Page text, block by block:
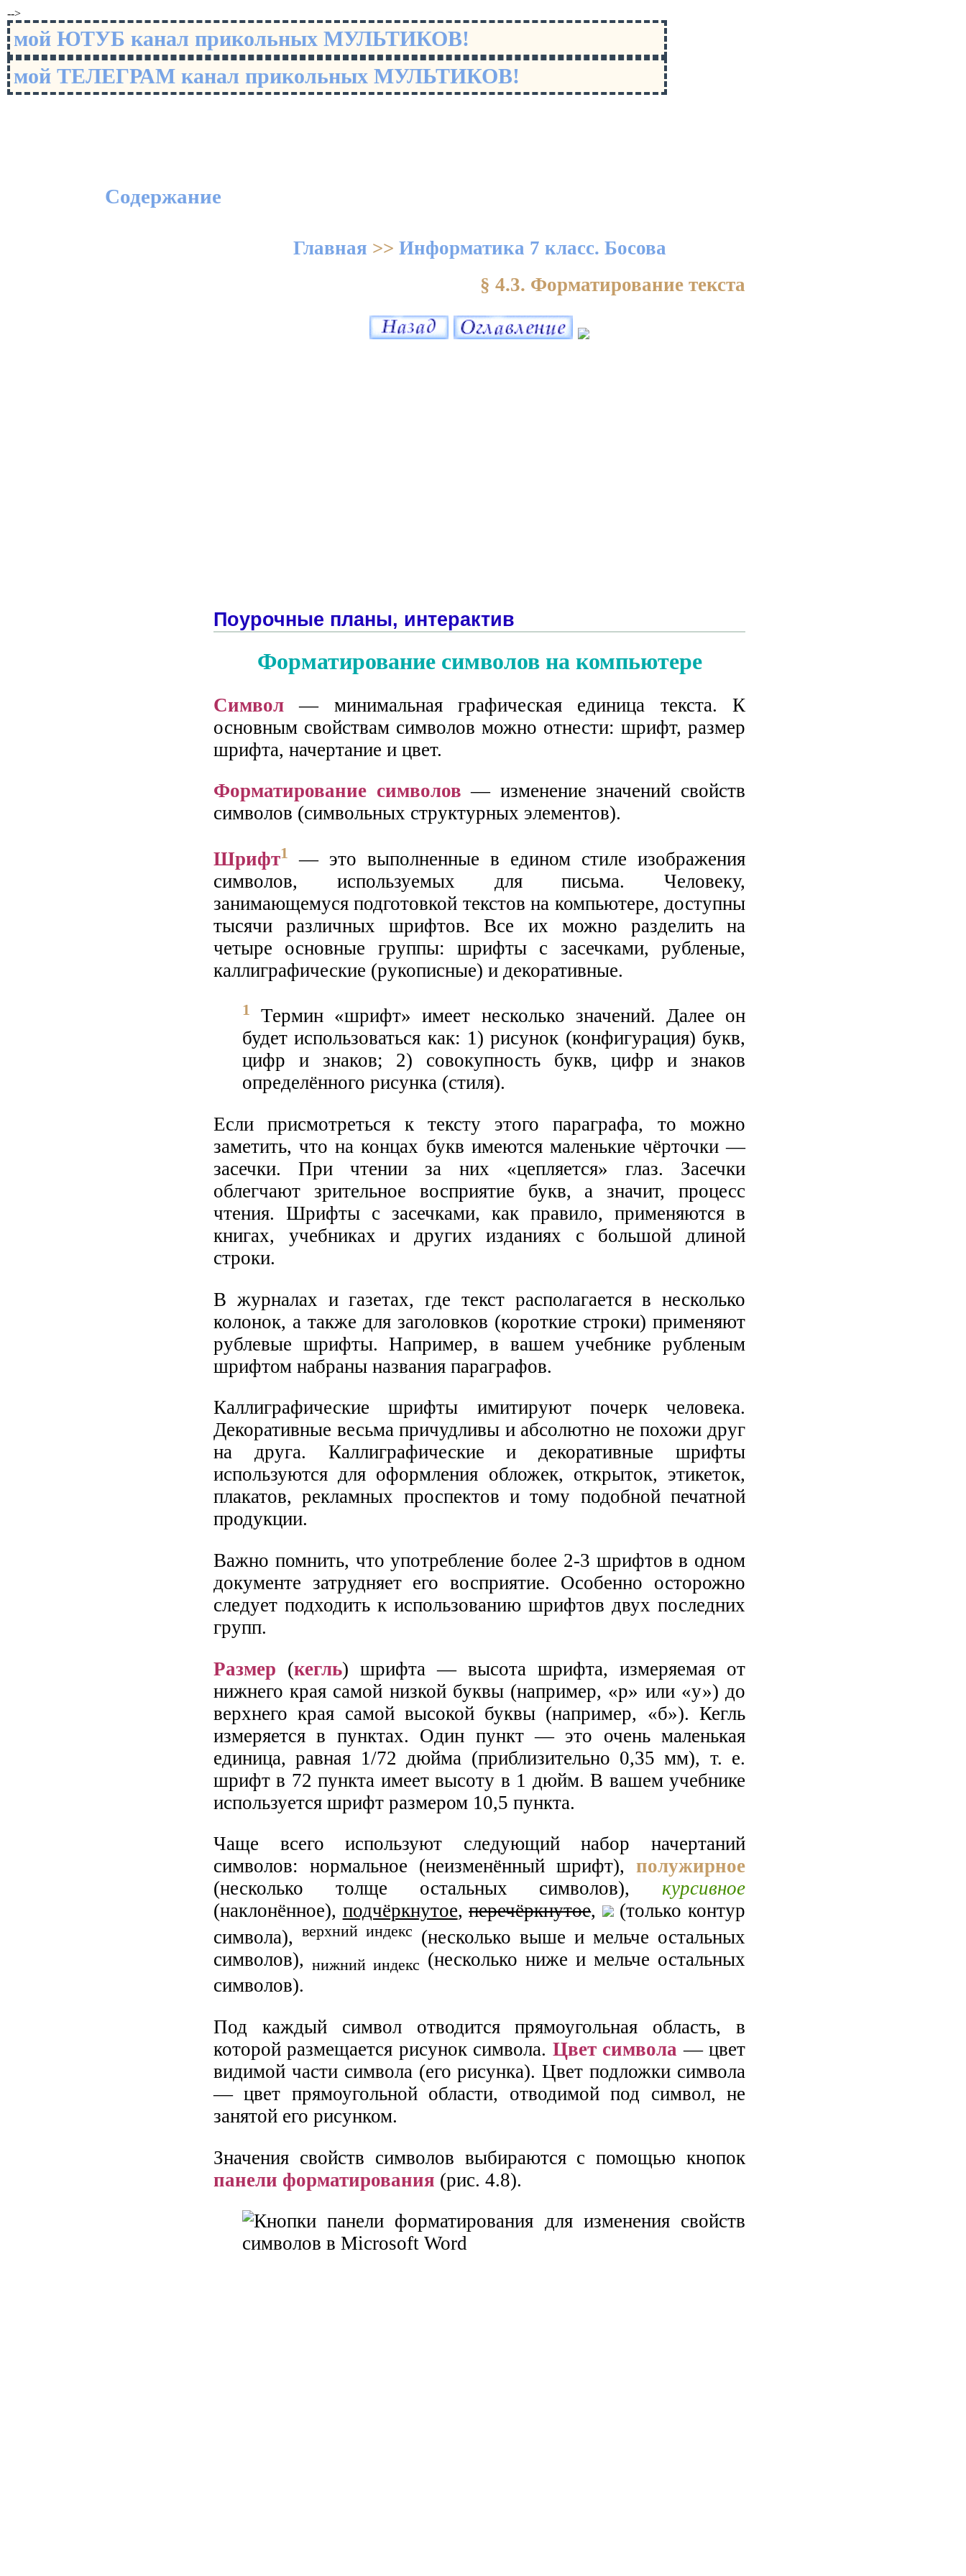
-->
мой ЮТУБ канал прикольных МУЛЬТИКОВ!
мой ТЕЛЕГРАМ канал прикольных МУЛЬТИКОВ!
Содержание
Главная >> Информатика 7 класс. Босова
§ 4.3. Форматирование текста
Поурочные планы, интерактив
Форматирование символов на компьютере
Символ — минимальная графическая единица текста. К
основным свойствам символов можно отнести: шрифт, размер
шрифта, начертание и цвет.
Форматирование символов — изменение значений свойств
символов (символьных структурных элементов).
Шрифт1
— это выполненные в едином стиле изображения
символов, используемых для письма. Человеку,
занимающемуся подготовкой текстов на компьютере, доступны
тысячи различных шрифтов. Все их можно разделить на
четыре основные группы: шрифты с засечками, рубленые,
каллиграфические (рукописные) и декоративные.
1
Термин «шрифт» имеет несколько значений. Далее он
будет использоваться как: 1) рисунок (конфигурация) букв,
цифр и знаков; 2) совокупность букв, цифр и знаков
определённого рисунка (стиля).
Если присмотреться к тексту этого параграфа, то можно
заметить, что на концах букв имеются маленькие чёрточки —
засечки. При чтении за них «цепляется» глаз. Засечки
облегчают зрительное восприятие букв, а значит, процесс
чтения. Шрифты с засечками, как правило, применяются в
книгах, учебниках и других изданиях с большой длиной
строки.
В журналах и газетах, где текст располагается в несколько
колонок, а также для заголовков (короткие строки) применяют
рублевые шрифты. Например, в вашем учебнике рубленым
шрифтом набраны названия параграфов.
Каллиграфические шрифты имитируют почерк человека.
Декоративные весьма причудливы и абсолютно не похожи друг
на друга. Каллиграфические и декоративные шрифты
используются для оформления обложек, открыток, этикеток,
плакатов, рекламных проспектов и тому подобной печатной
продукции.
Важно помнить, что употребление более 2-3 шрифтов в одном
документе затрудняет его восприятие. Особенно осторожно
следует подходить к использованию шрифтов двух последних
групп.
Размер (кегль) шрифта — высота шрифта, измеряемая от
нижнего края самой низкой буквы (например, «р» или «у») до
верхнего края самой высокой буквы (например, «б»). Кегль
измеряется в пунктах. Один пункт — это очень маленькая
единица, равная 1/72 дюйма (приблизительно 0,35 мм), т. е.
шрифт в 72 пункта имеет высоту в 1 дюйм. В вашем учебнике
используется шрифт размером 10,5 пункта.
Чаще всего используют следующий набор начертаний
символов: нормальное (неизменённый шрифт), полужирное
(несколько толще остальных символов), курсивное
(наклонённое), подчёркнутое,перечёркнутое,
(только контур
символа), верхний индекс (несколько выше и мельче остальных
символов), нижний индекс (несколько ниже и мельче остальных
символов).
Под каждый символ отводится прямоугольная область, в
которой размещается рисунок символа. Цвет символа — цвет
видимой части символа (его рисунка). Цвет подложки символа
— цвет прямоугольной области, отводимой под символ, не
занятой его рисунком.
Значения свойств символов выбираются с помощью кнопок
панели форматирования (рис. 4.8).